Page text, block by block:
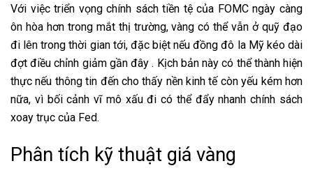
Với việc triển vọng chính sách tiền tệ của FOMC ngày càng
ôn hòa hơn trong mắt thị trường, vàng có thể vẫn ở quỹ đạo
đi lên trong thời gian tới, đặc biệt nếu đồng đô la Mỹ kéo dài
đợt điều chỉnh giảm gần đây . Kịch bản này có thể thành hiện
thực nếu thông tin đến cho thấy nền kinh tế còn yếu kém hơn
nữa, vì bối cảnh vĩ mô xấu đi có thể đẩy nhanh chính sách
xoay trục của Fed.
Phân tích kỹ thuật giá vàng